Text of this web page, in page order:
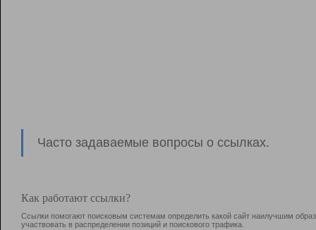
Часто задаваемые вопросы о ссылках.
Как работают ссылки?
Ссылки помогают поисковым системам определить какой сайт наилучшим
участвовать в раcпределении позиций и поискового трафика.